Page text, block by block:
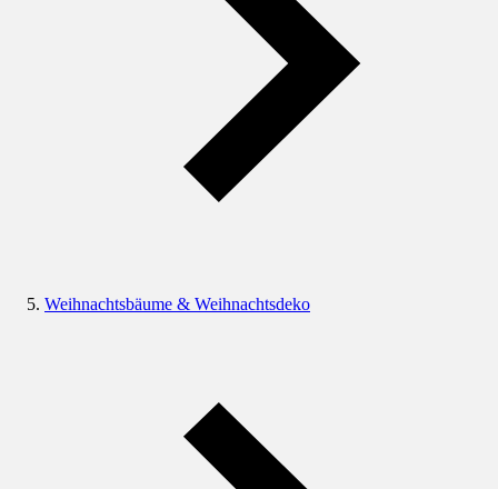
Weihnachtsbäume & Weihnachtsdeko